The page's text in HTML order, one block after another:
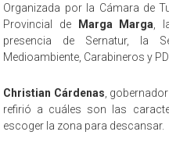
Organizada por la Cámara de
Provincial de
Marga Marga ,
presencia de Sernatur, la
Medioambiente, Carabineros y PDI.
Christian Cárdenas ,
refirió a cuáles son las
escoger la zona para descansar.